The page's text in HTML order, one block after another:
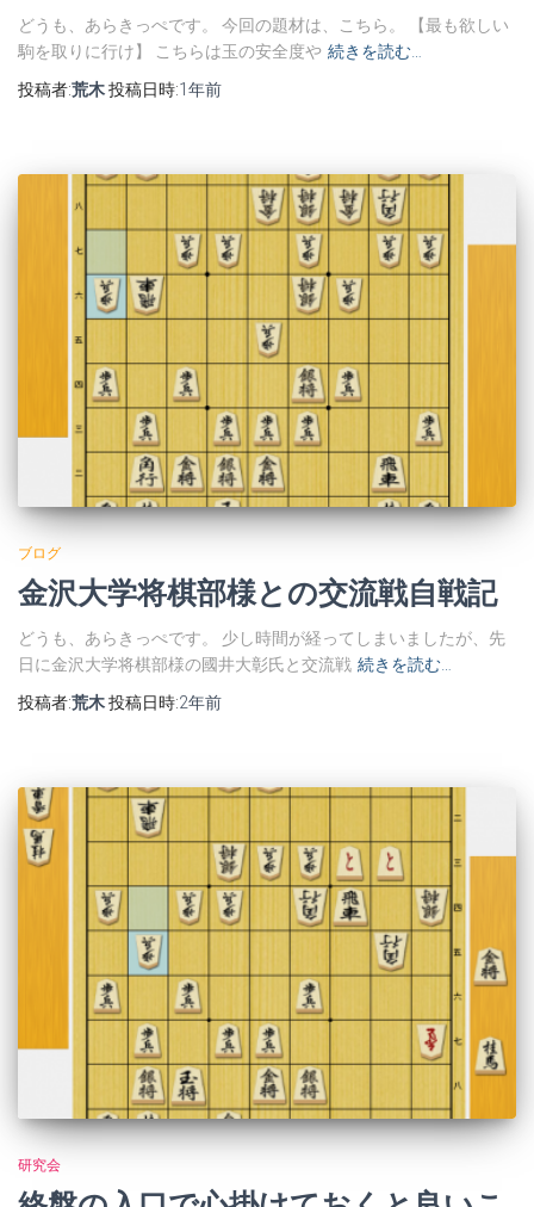
どうも、あらきっぺです。 今回の題材は、こちら。 【最も欲しい
駒を取りに行け】 こちらは玉の安全度や 続きを読む…
投稿者:荒木投稿日時:1年前
ブログ
金沢大学将棋部様との交流戦自戦記
どうも、あらきっぺです。 少し時間が経ってしまいましたが、先
日に金沢大学将棋部様の國井大彰氏と交流戦 続きを読む…
投稿者:荒木投稿日時:2年前
研究会